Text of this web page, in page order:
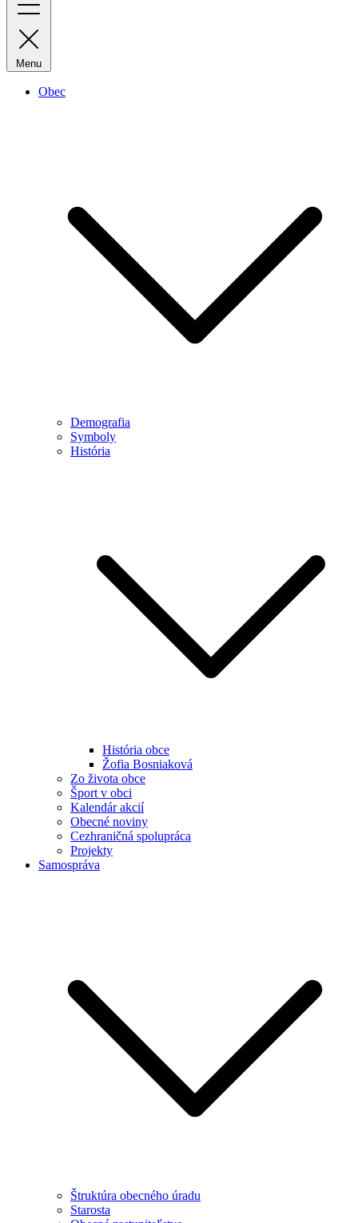
Menu
Obec
Demografia
Symboly
História
História obce
Žofia Bosniaková
Zo života obce
Šport v obci
Kalendár akcií
Obecné noviny
Cezhraničná spolupráca
Projekty
Samospráva
Štruktúra obecného úradu
Starosta